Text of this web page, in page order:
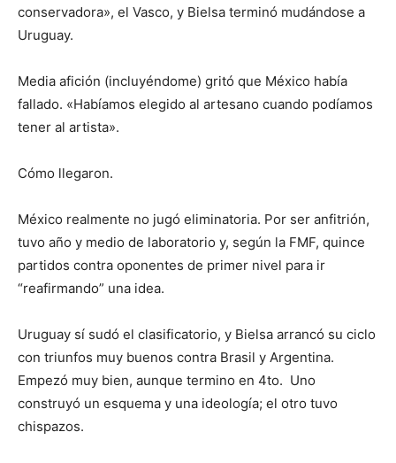
conservadora», el Vasco, y Bielsa terminó mudándose a
Uruguay.
Media afición (incluyéndome) gritó que México había
fallado. «Habíamos elegido al artesano cuando podíamos
tener al artista».
Cómo llegaron.
México realmente no jugó eliminatoria. Por ser anfitrión,
tuvo año y medio de laboratorio y, según la FMF, quince
partidos contra oponentes de primer nivel para ir
“reafirmando” una idea.
Uruguay sí sudó el clasificatorio, y Bielsa arrancó su ciclo
con triunfos muy buenos contra Brasil y Argentina.
Empezó muy bien, aunque termino en 4to. Uno
construyó un esquema y una ideología; el otro tuvo
chispazos.